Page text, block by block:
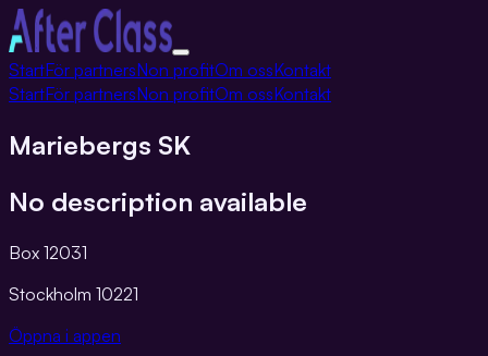
Växla
navigation
StartFör partnersNon profitOm ossKontakt
StartFör partnersNon profitOm ossKontakt
Mariebergs SK
No description available
Box 12031
Stockholm 10221
Öppna i appen